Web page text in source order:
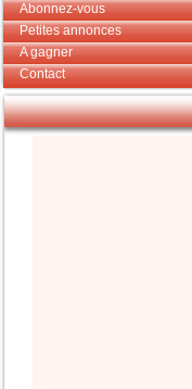
Abonnez-vous
Petites annonces
A gagner
Contact